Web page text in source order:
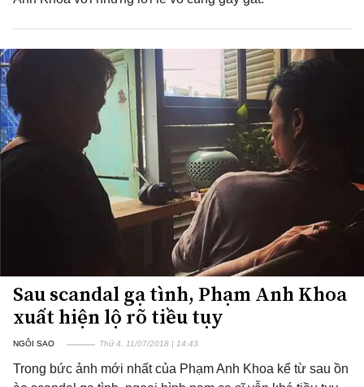
Sau scandal gạ tình, Phạm Anh Khoa
xuất hiện lộ rõ tiều tụy
NGÔI SAO Thứ 4, 11/07/2018 | 14:43
Trong bức ảnh mới nhất của Phạm Anh Khoa kể từ sau ồn